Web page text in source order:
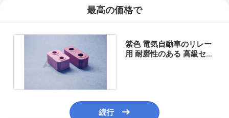
最高の価格で
紫色 電気自動車のリレー
用 耐磨性のある 高級セラ
続行